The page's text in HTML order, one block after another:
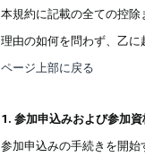
本規約に記載の全ての控除
理由の如何を問わず、乙に
ページ上部に戻る
1. 参加申込みおよび参加資
参加申込みの手続きを開